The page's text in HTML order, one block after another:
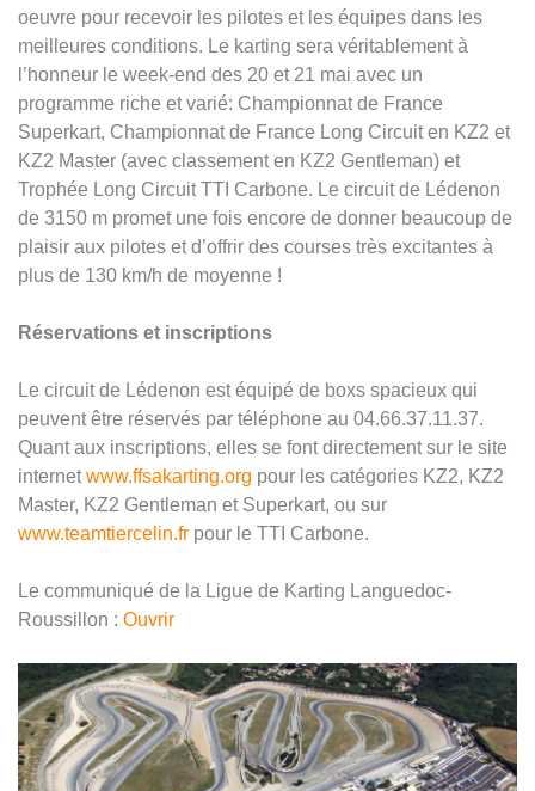
oeuvre pour recevoir les pilotes et les équipes dans les
meilleures conditions. Le karting sera véritablement à
l’honneur le week-end des 20 et 21 mai avec un
programme riche et varié: Championnat de France
Superkart, Championnat de France Long Circuit en KZ2 et
KZ2 Master (avec classement en KZ2 Gentleman) et
Trophée Long Circuit TTI Carbone. Le circuit de Lédenon
de 3150 m promet une fois encore de donner beaucoup de
plaisir aux pilotes et d’offrir des courses très excitantes à
plus de 130 km/h de moyenne !
Réservations et inscriptions
Le circuit de Lédenon est équipé de boxs spacieux qui
peuvent être réservés par téléphone au 04.66.37.11.37.
Quant aux inscriptions, elles se font directement sur le site
internetwww.ffsakarting.org pour les catégories KZ2, KZ2
Master, KZ2 Gentleman et Superkart, ou sur
www.teamtiercelin.fr pour le TTI Carbone.
Le communiqué de la Ligue de Karting Languedoc-
Roussillon : Ouvrir